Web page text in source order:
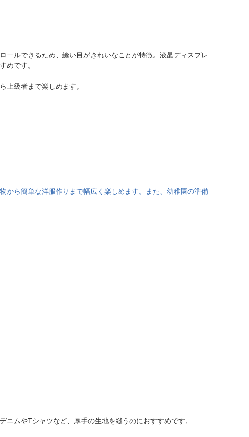
ールできるため、縫い目がきれいなことが特徴。液晶ディスプレ
めです。
上級者まで楽しめます。
から簡単な洋服作りまで幅広く楽しめます。また、幼稚園の準備
ムやTシャツなど、厚手の生地を縫うのにおすすめです。